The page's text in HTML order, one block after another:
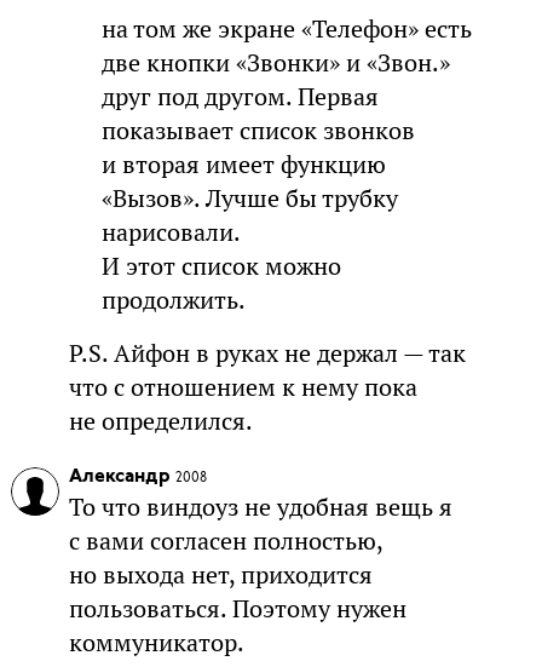
на том же экране «Телефон» есть
две кнопки «Звонки» и «Звон.»
друг под другом. Первая
показывает список звонков
и вторая имеет функцию
«Вызов». Лучше бы трубку
нарисовали.
И этот список можно
продолжить.
P.S. Айфон в руках не держал — так
что с отношением к нему пока
не определился.
Александр 2008
То что виндоуз не удобная вещь я
с вами согласен полностью,
но выхода нет, приходится
пользоваться. Поэтому нужен
коммуникатор.